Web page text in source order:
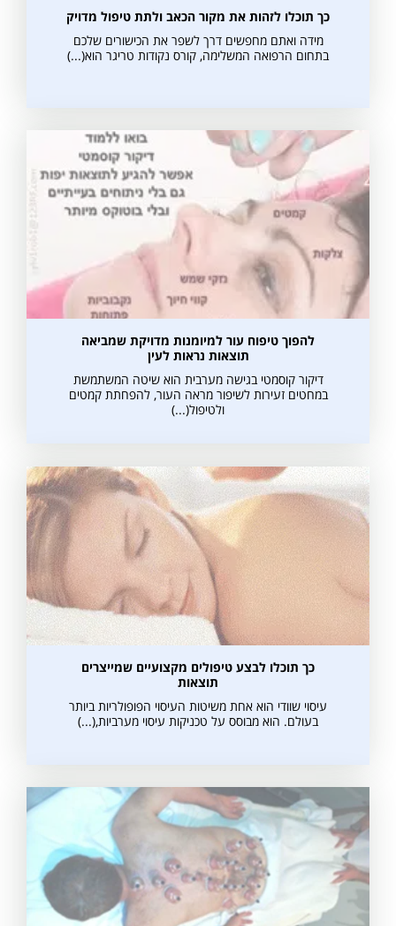
כך תוכלו לזהות את מקור הכאב ולתת טיפול מדויק
מידה ואתם מחפשים דרך לשפר את הכישורים שלכם
בתחום הרפואה המשלימה, קורס נקודות טריגר הוא(...)
להפוך טיפוח עור למיומנות מדויקת שמביאה
תוצאות נראות לעין
דיקור קוסמטי בגישה מערבית הוא שיטה המשתמשת
במחטים זעירות לשיפור מראה העור, להפחתת קמטים
ולטיפול(...)
כך תוכלו לבצע טיפולים מקצועיים שמייצרים
תוצאות
עיסוי שוודי הוא אחת משיטות העיסוי הפופולריות ביותר
בעולם. הוא מבוסס על טכניקות עיסוי מערביות,(...)